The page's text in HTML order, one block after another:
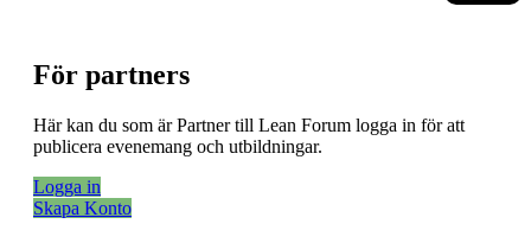
För partners
Här kan du som är Partner till Lean Forum logga in för att
publicera evenemang och utbildningar.
Logga in
Skapa Konto